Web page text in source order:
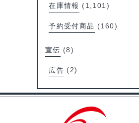
在庫情報 (1,101)
予約受付商品 (160)
宣伝 (8)
広告 (2)